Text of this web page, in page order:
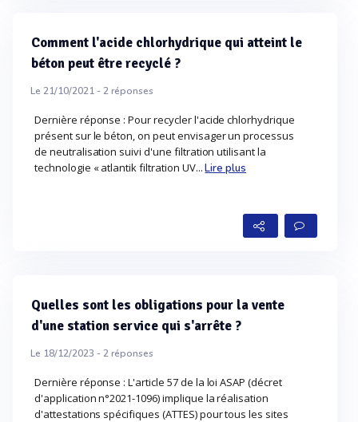
Comment l'acide chlorhydrique qui atteint le
béton peut être recyclé ?
Le 21/10/2021 -2réponses
Dernière réponse : Pour recycler l'acide chlorhydrique
présent sur le béton, on peut envisager un processus
de neutralisation suivi d'une filtration utilisant la
technologie « atlantik filtration UV...Lire plus
Quelles sont les obligations pour la vente
d'une station service qui s'arrête ?
Le 18/12/2023 -2réponses
Dernière réponse : L'article 57 de la loi ASAP (décret
d'application n°2021-1096) implique la réalisation
d'attestations spécifiques (ATTES) pour tous les sites